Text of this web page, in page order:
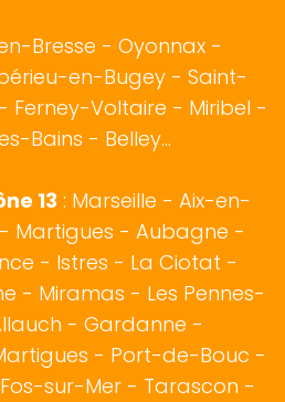
Bresse - Oyonnax -
en-Bugey - Saint-
Ferney-Voltaire - Miribel -
Bains - Belley...
13 : Marseille - Aix-en-
- Martigues - Aubagne -
- Istres - La Ciotat -
- Miramas - Les Pennes-
- Gardanne -
- Port-de-Bouc -
Fos-sur-Mer- Tarascon -